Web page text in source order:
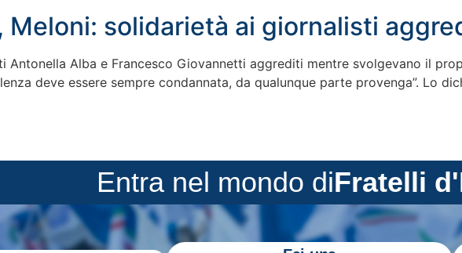
Meloni: solidarietà ai giornalisti
Antonella Alba e Francesco Giovannetti aggrediti mentre svolgevano il
deve essere sempre condannata, da qualunque parte provenga”. Lo
Entra nel mondo diFratelli